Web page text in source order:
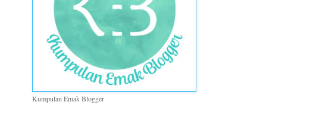
Kumpulan Emak Blogger